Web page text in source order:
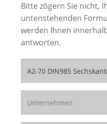
Bitte zögern Sie nicht,
untenstehenden
werden Ihnen
antworten.